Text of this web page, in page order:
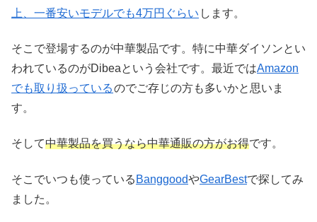
上、一番安いモデルでも4万円ぐらい します。
そこで登場するのが中華製品です。特に中華ダイソンとい
われているのがDibeaという会社です。最近ではAmazon
でも取り扱っているのでご存じの方も多いかと思いま
す。
そして中華製品を買うなら中華通販の方がお得です。
そこでいつも使っている BanggoodやGearBestで探してみ
ました。